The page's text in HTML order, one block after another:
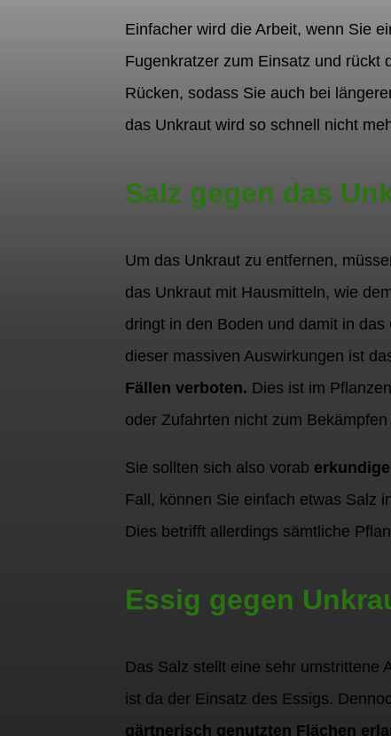
Einfacher wird die Arbeit, wenn Sie
Fugenkratzer zum Einsatz und rückt
Rücken, sodass Sie auch bei
das Unkraut wird so schnell nicht
Salz gegen das
Um das Unkraut zu entfernen,
das Unkraut mit Hausmitteln, wie
dringt in den Boden und damit in
dieser massiven Auswirkungen ist
Fällen verboten. Dies ist im
oder Zufahrten nicht zum
Sie sollten sich also vorab
Fall, können Sie einfach etwas Salz
Dies betrifft allerdings sämtliche
Essig gegen
Das Salz stellt eine sehr umstrittene
ist da der Einsatz des Essigs.
gärtnerisch genutzten Flächen